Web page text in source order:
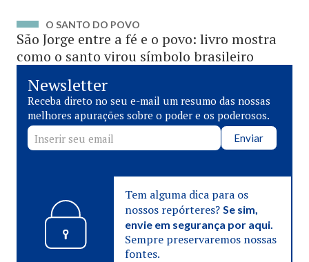
O SANTO DO POVO
São Jorge entre a fé e o povo: livro mostra
como o santo virou símbolo brasileiro
Newsletter
Receba direto no seu e-mail um resumo das nossas
melhores apurações sobre o poder e os poderosos.
Enviar
Tem alguma dica para os
nossos repórteres? Se sim,
envie em segurança por aqui.
Sempre preservaremos nossas
fontes.